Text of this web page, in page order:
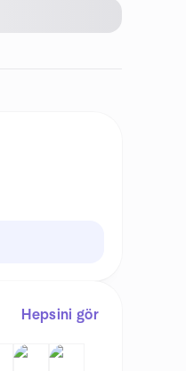
Hepsini gör